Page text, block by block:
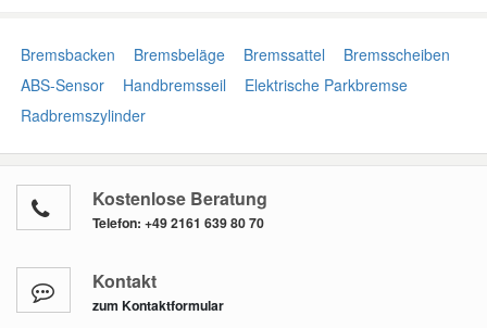
Bremsbacken Bremsbeläge Bremssattel
Bremsscheiben
ABS-Sensor
Handbremsseil
Elektrische Parkbremse
Radbremszylinder
Kostenlose Beratung
Telefon: +49 2161 639 80 70
Kontakt
zum Kontaktformular